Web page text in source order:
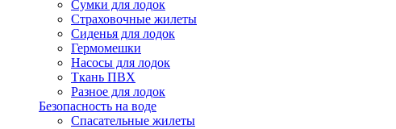
Сумки для лодок
Страховочные жилеты
Сиденья для лодок
Гермомешки
Насосы для лодок
Ткань ПВХ
Разное для лодок
Безопасность на воде
Спасательные жилеты